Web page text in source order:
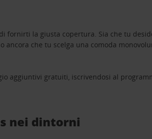
fornirti la giusta copertura. Sia che tu
che tu scelga una comoda
aggiuntivi gratuiti, iscrivendosi al
nei dintorni